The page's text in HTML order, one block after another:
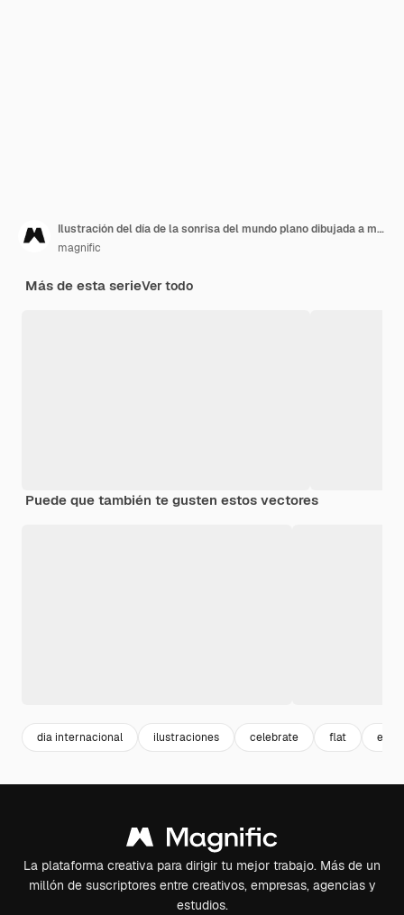
Ilustración del día de la sonrisa del mundo plano dibujada a mano
magnific
Más de esta serieVer todo
Puede que también te gusten estos vectores
dia internacional ilustraciones celebrate flat
La plataforma creativa para dirigir tu mejor trabajo. Más de un
millón de suscriptores entre creativos, empresas, agencias y
estudios.